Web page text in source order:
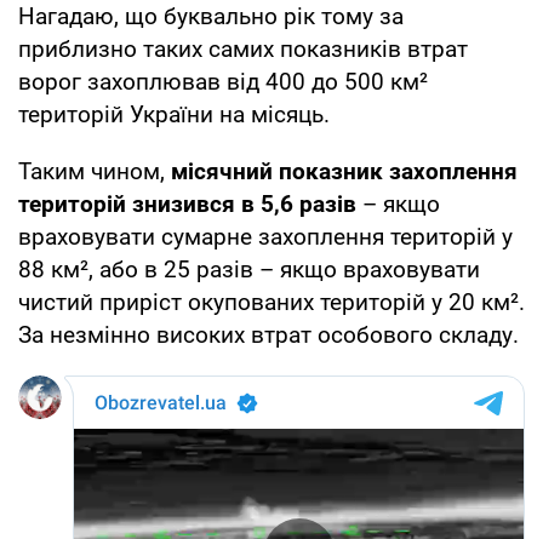
Нагадаю, що буквально рік тому за
приблизно таких самих показників втрат
ворог захоплював від 400 до 500 км²
територій України на місяць.
Таким чином, місячний показник захоплення
територій знизився в 5,6 разів – якщо
враховувати сумарне захоплення територій у
88 км², або в 25 разів – якщо враховувати
чистий приріст окупованих територій у 20 км².
За незмінно високих втрат особового складу.